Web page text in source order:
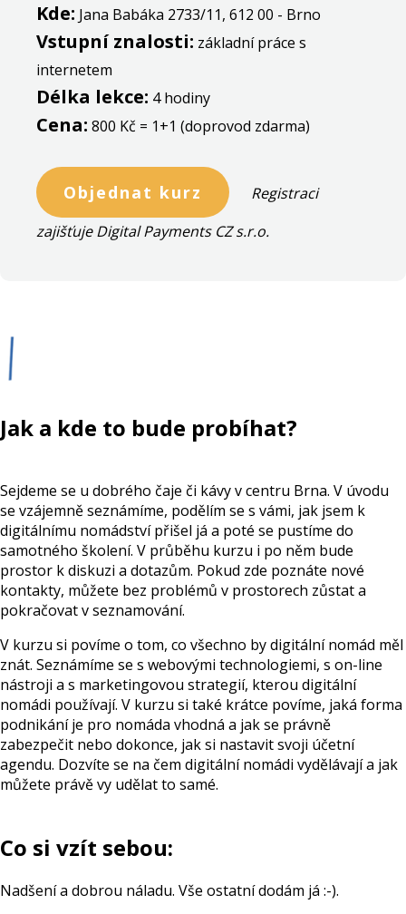
Kde: Jana Babáka 2733/11, 612 00 - Brno
Vstupní znalosti: základní práce s
internetem
Délka lekce: 4 hodiny
Cena: 800 Kč = 1+1 (doprovod zdarma)
Objednat kurz
Registraci
zajišťuje Digital Payments CZ s.r.o.
Jak a kde to bude probíhat?
Sejdeme se u dobrého čaje či kávy v centru Brna. V úvodu
se vzájemně seznámíme, podělím se s vámi, jak jsem k
digitálnímu nomádství přišel já a poté se pustíme do
samotného školení. V průběhu kurzu i po něm bude
prostor k diskuzi a dotazům. Pokud zde poznáte nové
kontakty, můžete bez problémů v prostorech zůstat a
pokračovat v seznamování.
V kurzu si povíme o tom, co všechno by digitální nomád měl
znát. Seznámíme se s webovými technologiemi, s on-line
nástroji a s marketingovou strategií, kterou digitální
nomádi používají. V kurzu si také krátce povíme, jaká forma
podnikání je pro nomáda vhodná a jak se právně
zabezpečit nebo dokonce, jak si nastavit svoji účetní
agendu. Dozvíte se na čem digitální nomádi vydělávají a jak
můžete právě vy udělat to samé.
Co si vzít sebou:
Nadšení a dobrou náladu. Vše ostatní dodám já :-).